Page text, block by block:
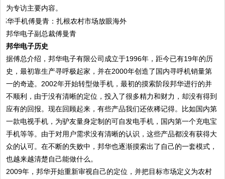
为专访主要内容。
邦华电子副总裁傅曼青
邦华电子历史
据傅总介绍，邦华电子有限公司成立于1996年，距今已有19年的历
史，最初靠生产寻呼极起家，并在2000年创造了国内寻呼机销量第
一的奇迹。2002年开始转型做手机，最初的摸索阶段邦华进行的并
不顺利，由于没有清晰的定位，投入了很多精力和财力，却没有得到
应有的回报。现在回顾起来，有些产品我们还依稀记得。比如国内第
一款电视手机，为驴友量身定制的可自发电手机，国内第一个充电宝
手机等等。由于对用户需求没有清晰的认识，这些产品都没有获得大
众的认可。在不断的失败中，邦华也逐渐摸索出了自己的一套模式，
也越来越清楚自己能做什么。
2009年，邦华开始重新审视自己的定位，并把目标市场定义为农村